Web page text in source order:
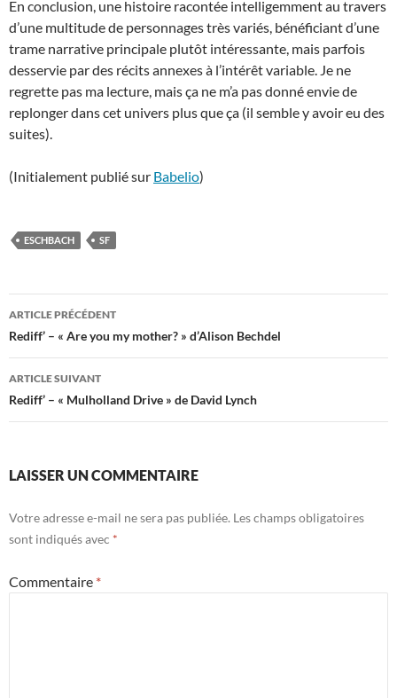
En conclusion, une histoire racontée intelligemment au travers
d’une multitude de personnages très variés, bénéficiant d’une
trame narrative principale plutôt intéressante, mais parfois
desservie par des récits annexes à l’intérêt variable. Je ne
regrette pas ma lecture, mais ça ne m’a pas donné envie de
replonger dans cet univers plus que ça (il semble y avoir eu des
suites).
(Initialement publié sur Babelio)
ESCHBACH SF
Navigation
des
articles
ARTICLE PRÉCÉDENT
Rediff’ – « Are you my mother? » d’Alison Bechdel
ARTICLE SUIVANT
Rediff’ – « Mulholland Drive » de David Lynch
LAISSER UN COMMENTAIRE
Votre adresse e-mail ne sera pas publiée. Les champs obligatoires
sont indiqués avec *
Commentaire *